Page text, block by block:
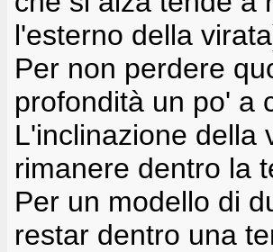
l'esterno della
Per non perdere
profondità un po' a
L'inclinazione della
rimanere dentro la
Per un modello di
restar dentro una